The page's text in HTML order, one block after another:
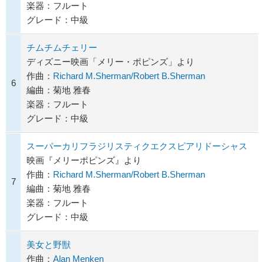
楽器：フルート
グレード：中級
6
チムチムチェリー
ディズニー映画「メリー・ポピンズ」より
作曲： Richard M.Sherman/Robert B.Sherman
編曲：菊地 雅春
楽器：フルート
グレード：中級
7
スーパーカリフラジリスティクエクスピアリドーシャス
映画『メリーポピンズ』より
作曲： Richard M.Sherman/Robert B.Sherman
編曲：菊地 雅春
楽器：フルート
グレード：中級
美女と野獣
作曲： Alan Menken